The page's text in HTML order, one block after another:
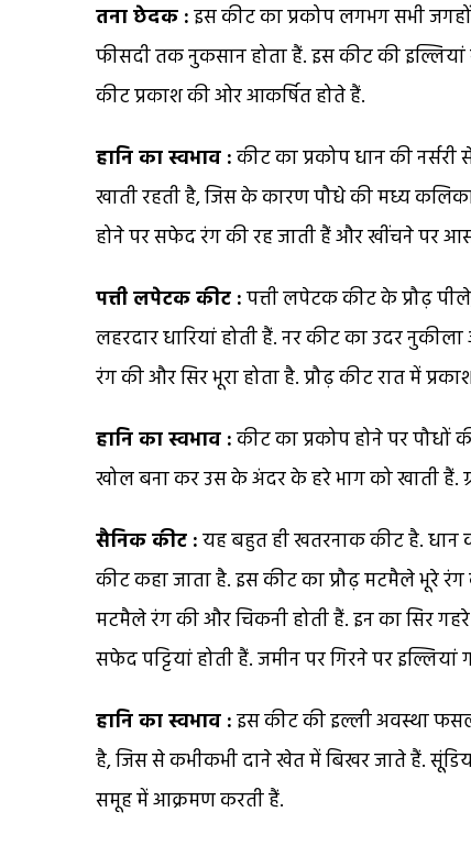
तना छेदक :इस कीट का प्रकोप लगभग सभी
फीसदी तक नुकसान होता हैं. इस कीट की
कीट प्रकाश की ओर आकर्षित होते हैं.
हानि का स्वभाव :कीट का प्रकोप धान की
खाती रहती है, जिस के कारण पौधे की मध्य
होने पर सफेद रंग की रह जाती हैं और खींचने पर
पत्ती लपेटक कीट :पत्ती लपेटक कीट के प्रौढ़
लहरदार धारियां होती हैं. नर कीट का उदर
रंग की और सिर भूरा होता है. प्रौढ़ कीट रात में
हानि का स्वभाव :कीट का प्रकोप होने पर पौधों
खोल बना कर उस के अंदर के हरे भाग को खाती हैं.
सैनिक कीट :यह बहुत ही खतरनाक कीट है.
कीट कहा जाता है. इस कीट का प्रौढ़ मटमैले भूरे
मटमैले रंग की और चिकनी होती हैं. इन का सिर
सफेद पट्टियां होती हैं. जमीन पर गिरने पर
हानि का स्वभाव :इस कीट की इल्ली अवस्था
है, जिस से कभीकभी दाने खेत में बिखर जाते हैं.
समूह में आक्रमण करती हैं.